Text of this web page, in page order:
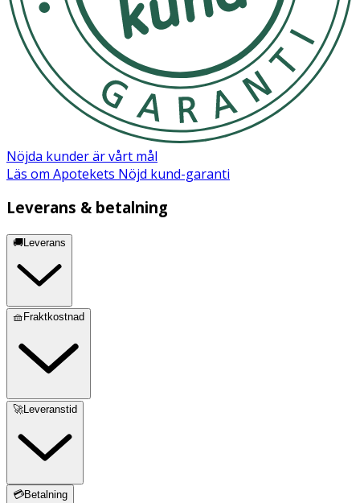
Nöjda kunder är vårt mål
Läs om Apotekets Nöjd kund-garanti
Leverans & betalning
🚚Leverans
🧺Fraktkostnad
🚀Leveranstid
💳Betalning